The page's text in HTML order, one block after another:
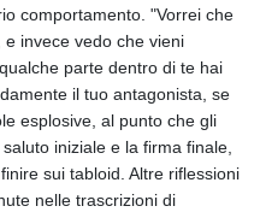
comportamento. "Vorrei che
invece vedo che vieni
parte dentro di te hai
il tuo antagonista, se
esplosive, al punto che gli
iniziale e la firma finale,
sui tabloid. Altre riflessioni
nelle trascrizioni di